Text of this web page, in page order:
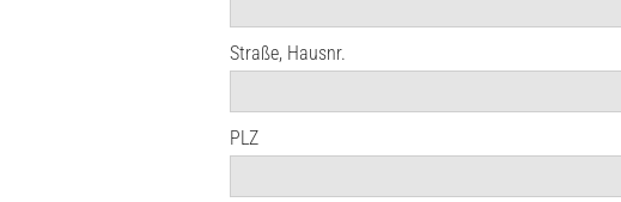
Straße, Hausnr.
PLZ